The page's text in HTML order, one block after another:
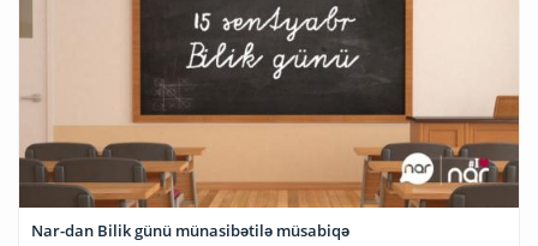
Nar-dan Bilik günü münasibətilə müsabiqə